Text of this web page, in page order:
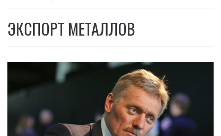
ЭКСПОРТ МЕТАЛЛОВ